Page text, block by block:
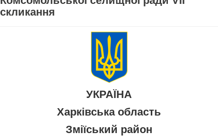
скликання
УКРАЇНА
Харківська область
Зміїський район